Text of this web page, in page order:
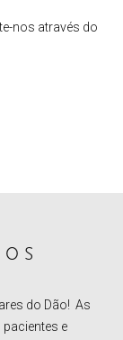
nos através do
do Dão! As
e